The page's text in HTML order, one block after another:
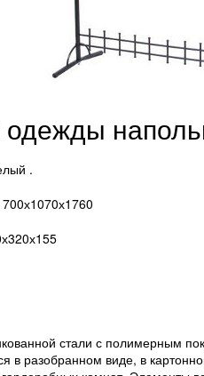
.
700х1070х1760
стали с полимерным
в разобранном виде, в